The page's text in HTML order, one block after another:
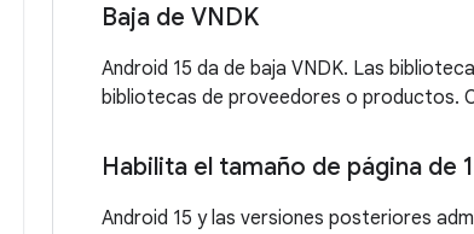
Baja de VNDK
Android 15 da de baja VNDK. Las
bibliotecas de proveedores o productos.
Habilita el tamaño de página de
Android 15 y las versiones posteriores